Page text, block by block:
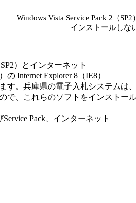
Windows Vista Service Pack 2（
インストールしな
）とインターネット
Internet Explorer 8（IE8）
。兵庫県の電子入札システムは、
で、これらのソフトをインストー
Pack、インターネット